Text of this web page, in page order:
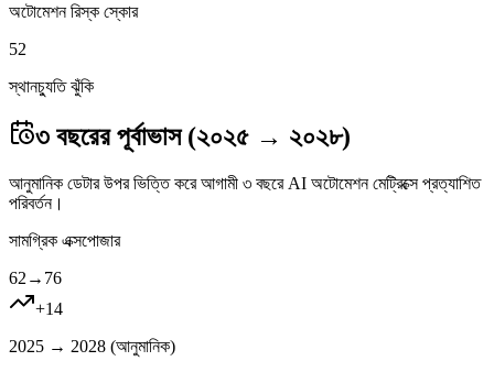
অটোমেশন রিস্ক স্কোর
52
স্থানচ্যুতি ঝুঁকি
৩ বছরের পূর্বাভাস (২০২৫ → ২০২৮)
আনুমানিক ডেটার উপর ভিত্তি করে আগামী ৩ বছরে AI অটোমেশন মেট্রিক্সে প্রত্যাশিত
পরিবর্তন।
সামগ্রিক এক্সপোজার
62 → 76
+14
2025 → 2028 (আনুমানিক)